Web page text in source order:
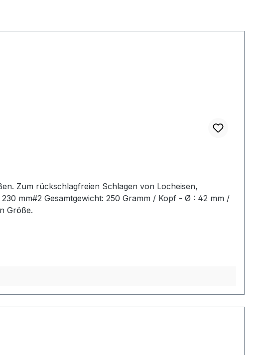
Zum rückschlagfreien Schlagen von Locheisen,
mm#2 Gesamtgewicht: 250 Gramm / Kopf - Ø : 42 mm /
Größe.